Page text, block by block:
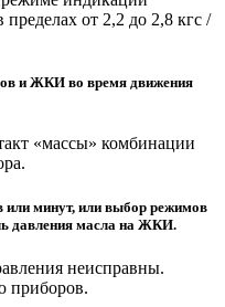
от 2,2 до 2,8 кгс /
и ЖКИ во время движения
«массы» комбинации
или минут, или выбор режимов
давления масла на ЖКИ.
неисправны.
приборов.